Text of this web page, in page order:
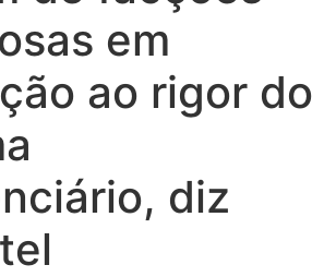
em
ao rigor do
diz